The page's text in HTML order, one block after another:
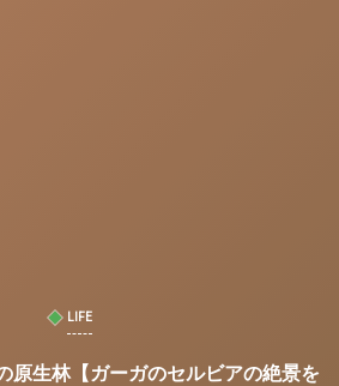
LIFE
原生林【ガーガのセルビアの絶景を